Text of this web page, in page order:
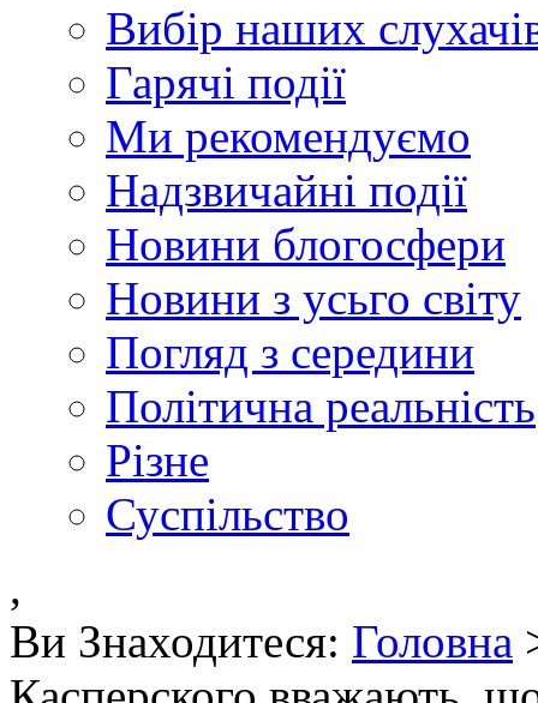
Вибір наших
Гарячі події
Ми рекомендуємо
Надзвичайні події
Новини блогосфери
Новини з усьго світу
Погляд з середини
Політична реальність
Різне
Суспільство
,
Ви Знаходитеся: Головна